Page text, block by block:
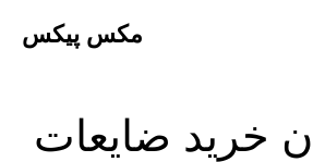
مکس پیکس
خرید ضایعات